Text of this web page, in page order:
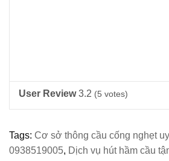
User Review 3.2 (5 votes)
Tags: Cơ sở thông cầu cống nghẹt
0938519005, Dịch vụ hút hầm cầu